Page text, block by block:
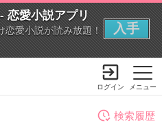
恋愛小説アプリ
恋愛小説が読み放題！
入手
メニュー
ログイン
検索履歴